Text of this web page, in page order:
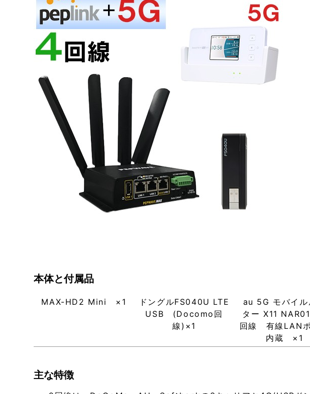
本体と付属品
MAX-HD2 Mini ×1
ドングルFS040U LTE
USB (Docomo回
線)×1
au 5G モバイル
ター X11
回線 有線LANポ
内蔵 ×1
主な特徴